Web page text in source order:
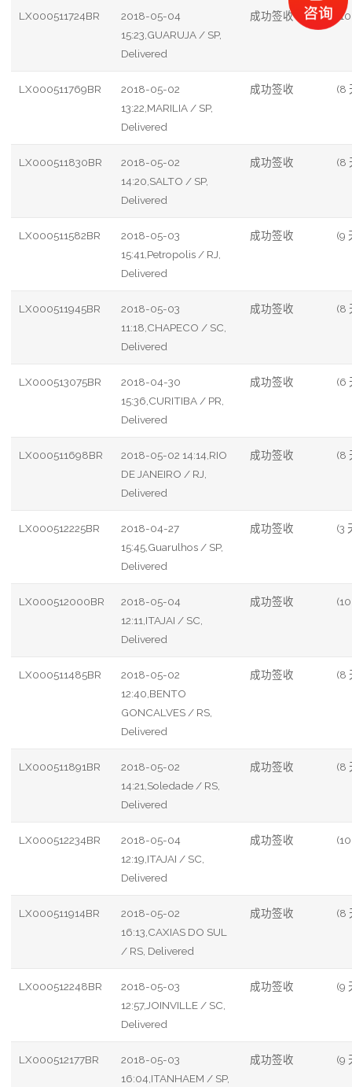
LX000511724BR
2018-05-04
15:23,GUARUJA / SP,
Delivered
成功签收
LX000511769BR
2018-05-02
13:22,MARILIA / SP,
Delivered
成功签收 (8
LX000511830BR
2018-05-02
14:20,SALTO / SP,
Delivered
成功签收 (8
LX000511582BR
2018-05-03
15:41,Petropolis / RJ,
Delivered
成功签收 (9
LX000511945BR
2018-05-03
11:18,CHAPECO / SC,
Delivered
成功签收 (8
LX000513075BR
2018-04-30
15:36,CURITIBA / PR,
Delivered
成功签收 (6
LX000511698BR
2018-05-02 14:14,RIO
DE JANEIRO / RJ,
Delivered
成功签收 (8
LX000512225BR
2018-04-27
15:45,Guarulhos / SP,
Delivered
成功签收 (3
LX000512000BR
2018-05-04
12:11,ITAJAI / SC,
Delivered
成功签收
LX000511485BR
2018-05-02
12:40,BENTO
GONCALVES / RS,
Delivered
成功签收 (8
LX000511891BR
2018-05-02
14:21,Soledade / RS,
Delivered
成功签收 (8
LX000512234BR
2018-05-04
12:19,ITAJAI / SC,
Delivered
成功签收
LX000511914BR
2018-05-02
16:13,CAXIAS DO SUL
/ RS, Delivered
成功签收 (8
LX000512248BR
2018-05-03
12:57,JOINVILLE / SC,
Delivered
成功签收 (9
LX000512177BR
2018-05-03
16:04,ITANHAEM / SP,
成功签收 (9